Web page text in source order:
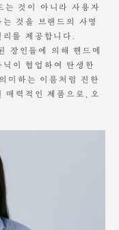
는 것이 아니라 사용자
것을 브랜드의 사명
를 제공합니다.
장인들에 의해 핸드메
이 협업하여 탄생한
미하는 이름처럼 진한
매력적인 제품으로, 오